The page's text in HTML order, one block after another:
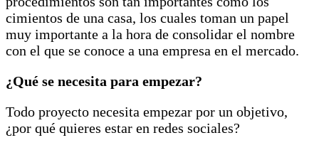
cimientos de una casa, los cuales toman un papel
muy importante a la hora de consolidar el nombre
con el que se conoce a una empresa en el mercado.
¿Qué se necesita para empezar?
Todo proyecto necesita empezar por un objetivo,
¿por qué quieres estar en redes sociales?